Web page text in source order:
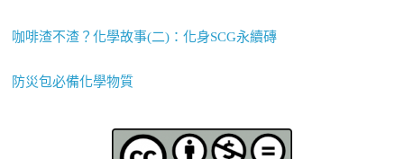
咖啡渣不渣？化學故事(二)：化身SCG永續磚
防災包必備化學物質